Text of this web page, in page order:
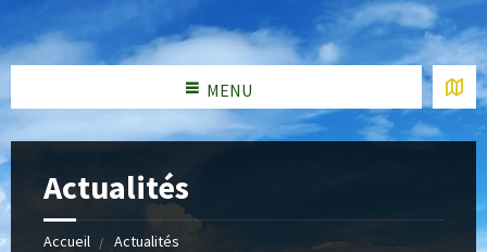
MENU
Actualités
Accueil Actualités